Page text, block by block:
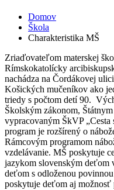
Domov
Škola
Charakteristika MŠ
Zriaďovateľom materskej
Rímskokatolícky
nachádza na Čordákovej
Košických mučeníkov ako
triedy s počtom detí 90.
Školským zákonom,
vypracovaným ŠkVP „Cesta
program je rozšírený o
Rámcovým programom
vzdelávanie. MŠ poskytuje
jazykom slovenským deťom
deťom s odloženou
poskytuje deťom aj možnosť